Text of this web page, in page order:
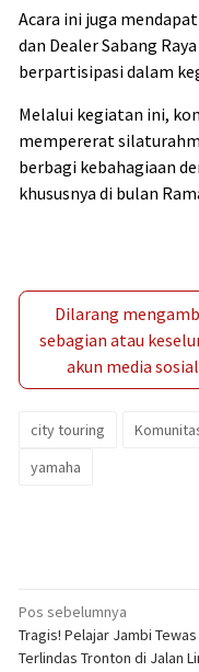
Acara ini juga
dan Dealer Sabang
berpartisipasi dalam
Melalui kegiatan ini,
mempererat
berbagi kebahagiaan
khususnya di bulan
Dilarang
sebagian atau
akun media
city touring
yamaha
Navigasi
pos
Pos sebelumnya
Tragis! Pelajar Jambi Tewas
Terlindas Tronton di Jalan